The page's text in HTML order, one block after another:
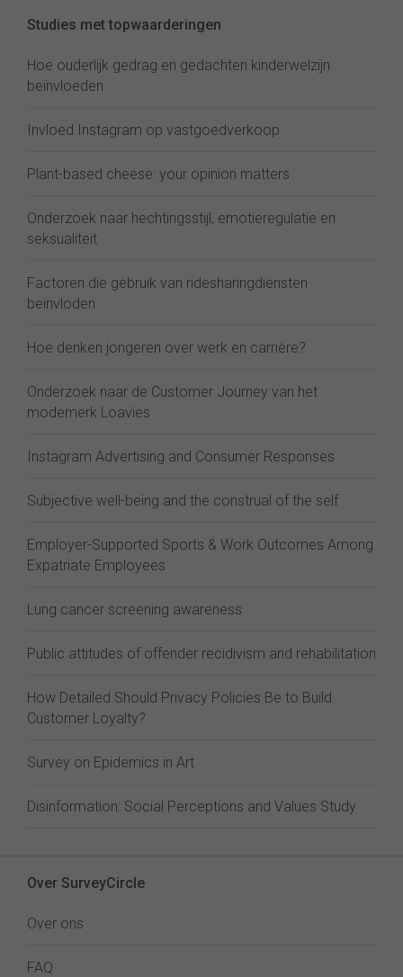
Studies met topwaarderingen
Hoe ouderlijk gedrag en gedachten kinderwelzijn
beïnvloeden
Invloed Instagram op vastgoedverkoop
Plant-based cheese: your opinion matters
Onderzoek naar hechtingsstijl, emotieregulatie en
seksualiteit
Factoren die gebruik van ridesharingdiensten
beïnvloden
Hoe denken jongeren over werk en carrière?
Onderzoek naar de Customer Journey van het
modemerk Loavies
Instagram Advertising and Consumer Responses
Subjective well-being and the construal of the self
Employer-Supported Sports & Work Outcomes Among
Expatriate Employees
Lung cancer screening awareness
Public attitudes of offender recidivism and rehabilitation
How Detailed Should Privacy Policies Be to Build
Customer Loyalty?
Survey on Epidemics in Art
Disinformation: Social Perceptions and Values Study
Over SurveyCircle
Over ons
FAQ